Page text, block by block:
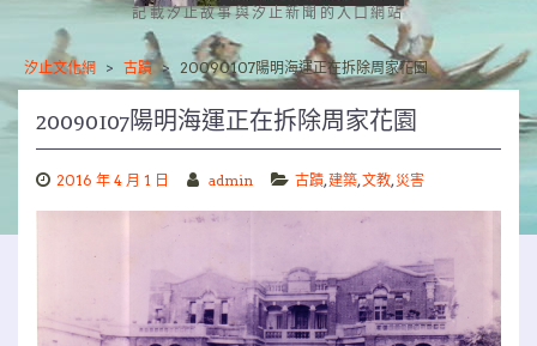
記載汐止故事與汐止新聞的入口網站
汐止文化網 > 古蹟 > 20090107陽明海運正在拆除周家花園
20090107陽明海運正在拆除周家花園
2016 年 4 月 1 日 admin 古蹟,建築,文教,災害